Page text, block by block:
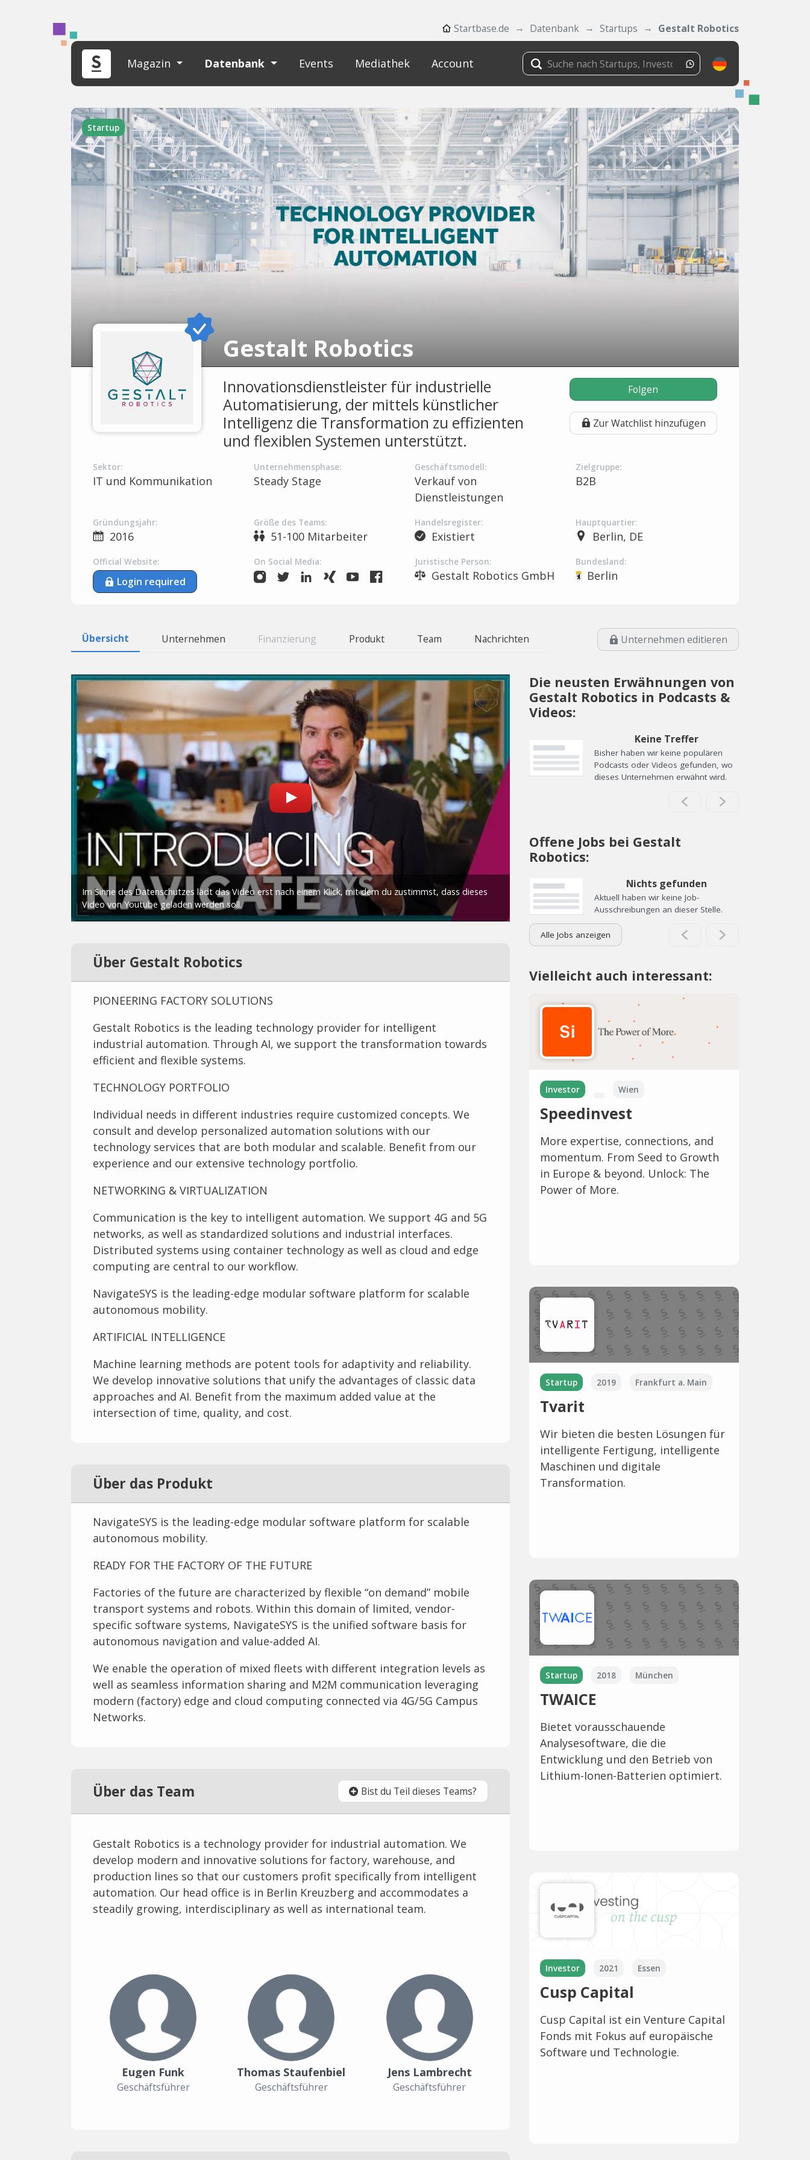
Startbase.de Datenbank Startups Gestalt Robotics
Magazin Datenbank Events Mediathek Account
Startup
Gestalt Robotics
Innovationsdienstleister für industrielle
Automatisierung, der mittels künstlicher
Intelligenz die Transformation zu effizienten
und flexiblen Systemen unterstützt.
Folgen
Zur Watchlist hinzufügen
Sektor:
IT und Kommunikation
Unternehmensphase:
Steady Stage
Geschäftsmodell:
Verkauf von
Dienstleistungen
Zielgruppe:
B2B
Gründungsjahr:
2016
Größe des Teams:
51-100 Mitarbeiter
Handelsregister:
Existiert
Hauptquartier:
Berlin, DE
Official Website:
Login required
On Social Media: Juristische Person:
Gestalt Robotics GmbH
Bundesland:
Berlin
Übersicht Unternehmen Finanzierung Produkt Team Nachrichten Unternehmen editieren
Über Gestalt Robotics
PIONEERING FACTORY SOLUTIONS
Gestalt Robotics is the leading technology provider for intelligent
industrial automation. Through AI, we support the transformation towards
efficient and flexible systems.
TECHNOLOGY PORTFOLIO
Individual needs in different industries require customized concepts. We
consult and develop personalized automation solutions with our
technology services that are both modular and scalable. Benefit from our
experience and our extensive technology portfolio.
NETWORKING & VIRTUALIZATION
Communication is the key to intelligent automation. We support 4G and 5G
networks, as well as standardized solutions and industrial interfaces.
Distributed systems using container technology as well as cloud and edge
computing are central to our workflow.
NavigateSYS is the leading-edge modular software platform for scalable
autonomous mobility.
ARTIFICIAL INTELLIGENCE
Machine learning methods are potent tools for adaptivity and reliability.
We develop innovative solutions that unify the advantages of classic data
approaches and AI. Benefit from the maximum added value at the
intersection of time, quality, and cost.
Über das Produkt
NavigateSYS is the leading-edge modular software platform for scalable
autonomous mobility.
READY FOR THE FACTORY OF THE FUTURE
Factories of the future are characterized by flexible “on demand” mobile
transport systems and robots. Within this domain of limited, vendor-
specific software systems, NavigateSYS is the unified software basis for
autonomous navigation and value-added AI.
We enable the operation of mixed fleets with different integration levels as
well as seamless information sharing and M2M communication leveraging
modern (factory) edge and cloud computing connected via 4G/5G Campus
Networks.
Über das Team Bist du Teil dieses Teams?
Gestalt Robotics is a technology provider for industrial automation. We
develop modern and innovative solutions for factory, warehouse, and
production lines so that our customers profit specifically from intelligent
automation. Our head office is in Berlin Kreuzberg and accommodates a
steadily growing, interdisciplinary as well as international team.
Eugen Funk
Geschäftsführer
Thomas Staufenbiel
Geschäftsführer
Jens Lambrecht
Geschäftsführer
Die neusten Erwähnungen von
Gestalt Robotics in Podcasts &
Videos:
Keine Treffer
Bisher haben wir keine populären
Podcasts oder Videos gefunden, wo
dieses Unternehmen erwähnt wird.
Offene Jobs bei Gestalt
Robotics:
Nichts gefunden
Aktuell haben wir keine Job-
Ausschreibungen an dieser Stelle.
Alle Jobs anzeigen
Vielleicht auch interessant:
Investor Wien
Speedinvest
More expertise, connections, and
momentum. From Seed to Growth
in Europe & beyond. Unlock: The
Power of More.
Startup 2019 Frankfurt a. Main
Tvarit
Wir bieten die besten Lösungen für
intelligente Fertigung, intelligente
Maschinen und digitale
Transformation.
Startup 2018 München
TWAICE
Bietet vorausschauende
Analysesoftware, die die
Entwicklung und den Betrieb von
Lithium-Ionen-Batterien optimiert.
Investor 2021 Essen
Cusp Capital
Cusp Capital ist ein Venture Capital
Fonds mit Fokus auf europäische
Software und Technologie.